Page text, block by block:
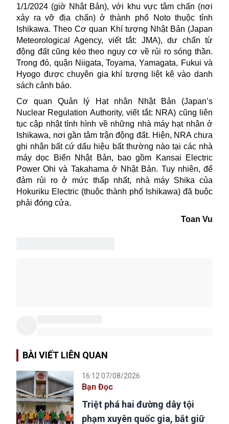
1/1/2024 (giờ Nhật Bản), với khu vực tâm chấn (nơi
xảy ra vỡ địa chấn) ở thành phố Noto thuộc tỉnh
Ishikawa. Theo Cơ quan Khí tượng Nhật Bản (Japan
Meteorological Agency, viết tắt: JMA), dư chấn từ
động đất cũng kéo theo nguy cơ về rủi ro sóng thần.
Trong đó, quận Niigata, Toyama, Yamagata, Fukui và
Hyogo được chuyên gia khí tượng liệt kê vào danh
sách cảnh báo.
Cơ quan Quản lý Hạt nhân Nhật Bản (Japan’s
Nuclear Regulation Authority, viết tắt: NRA) cũng liên
tục cập nhật tình hình về những nhà máy hạt nhân ở
Ishikawa, nơi gần tâm trậnđộng đất. Hiện, NRA chưa
ghi nhận bất cứ dấu hiệu bất thường nào tại các nhà
máy dọc Biển Nhật Bản, bao gồm Kansai Electric
Power Ohi và Takahama ở Nhật Bản. Tuy nhiên, để
đảm rủi ro ở mức thấp nhất, nhà máy Shika của
Hokuriku Electric (thuộc thành phố Ishikawa) đã buộc
phải đóng cửa.
Toan Vu
BÀI VIẾT LIÊN QUAN
16:12 07/08/2026
Bạn Đọc
Triệt phá hai đường dây tội
phạm xuyên quốc gia, bắt giữ